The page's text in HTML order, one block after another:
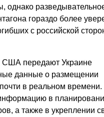
однако
гораздо более
с российской
США передают Украине
данные о размещении
в реальном
в
а также в укреплении